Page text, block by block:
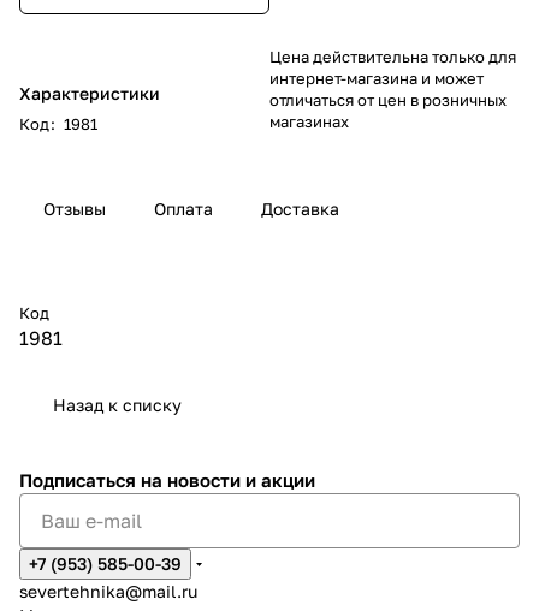
Характеристики
Код: 1981
Цена действительна только для
интернет-магазина и может
отличаться от цен в розничных
магазинах
Отзывы Оплата Доставка
Код
1981
Назад к списку
Подписаться на новости и акции
+7 (953) 585-00-39
severtehnika@mail.ru